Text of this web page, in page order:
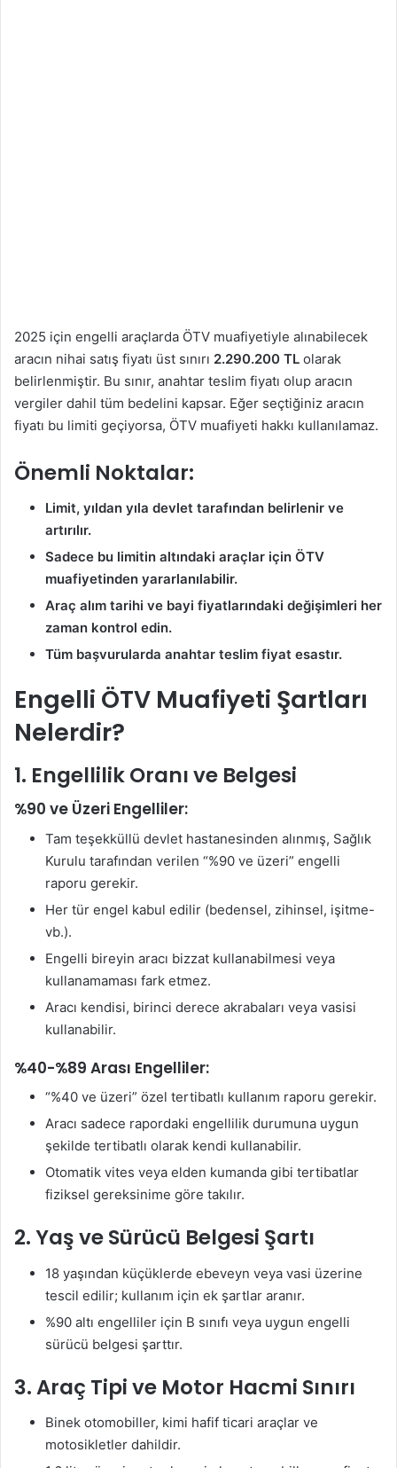
2025 için engelli araçlarda ÖTV muafiyetiyle alınabilecek
aracın nihai satış fiyatı üst sınırı 2.290.200 TL olarak
belirlenmiştir. Bu sınır, anahtar teslim fiyatı olup aracın
vergiler dahil tüm bedelini kapsar. Eğer seçtiğiniz aracın
fiyatı bu limiti geçiyorsa, ÖTV muafiyeti hakkı kullanılamaz.
Önemli Noktalar:
Limit, yıldan yıla devlet tarafından belirlenir ve
artırılır.
Sadece bu limitin altındaki araçlar için ÖTV
muafiyetinden yararlanılabilir.
Araç alım tarihi ve bayi fiyatlarındaki değişimleri her
zaman kontrol edin.
Tüm başvurularda anahtar teslim fiyat esastır.
Engelli ÖTV Muafiyeti Şartları
Nelerdir?
1. Engellilik Oranı ve Belgesi
%90 ve Üzeri Engelliler:
Tam teşekküllü devlet hastanesinden alınmış, Sağlık
Kurulu tarafından verilen “%90 ve üzeri” engelli
raporu gerekir.
Her tür engel kabul edilir (bedensel, zihinsel, işitme-
vb.).
Engelli bireyin aracı bizzat kullanabilmesi veya
kullanamaması fark etmez.
Aracı kendisi, birinci derece akrabaları veya vasisi
kullanabilir.
%40-%89 Arası Engelliler:
“%40 ve üzeri” özel tertibatlı kullanım raporu gerekir.
Aracı sadece rapordaki engellilik durumuna uygun
şekilde tertibatlı olarak kendi kullanabilir.
Otomatik vites veya elden kumanda gibi tertibatlar
fiziksel gereksinime göre takılır.
2. Yaş ve Sürücü Belgesi Şartı
18 yaşından küçüklerde ebeveyn veya vasi üzerine
tescil edilir; kullanım için ek şartlar aranır.
%90 altı engelliler için B sınıfı veya uygun engelli
sürücü belgesi şarttır.
3. Araç Tipi ve Motor Hacmi Sınırı
Binek otomobiller, kimi hafif ticari araçlar ve
motosikletler dahildir.